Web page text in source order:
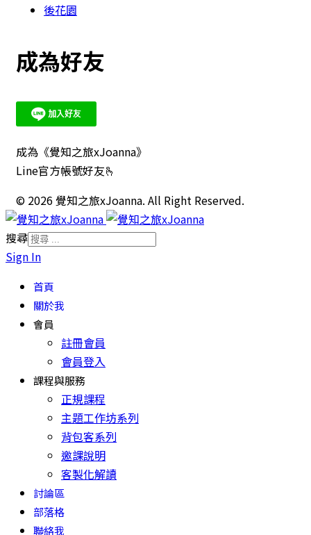
後花園
成為好友
成為《覺知之旅xJoanna》
Line官方帳號好友🫰
© 2026 覺知之旅xJoanna. All Right Reserved.
搜尋
Sign In
首頁
關於我
會員
註冊會員
會員登入
課程與服務
正規課程
主題工作坊系列
背包客系列
邀課說明
客製化解讀
討論區
部落格
聯絡我